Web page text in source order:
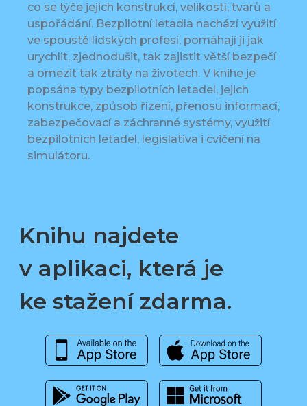
co se týče jejich konstrukcí, velikostí, tvarů a
uspořádání. Bezpilotní letadla nachází využití
ve spoustě lidských profesí, pomáhají ji jak
urychlit, zjednodušit, tak zajistit větší bezpečí
a omezit tak ztráty na životech. V knihe je
popsána typy bezpilotních letadel, jejich
konstrukce, způsob řízení, přenosu informací,
zabezpečovací a záchranné systémy, využití
bezpilotních letadel, legislativa i cvičení na
simulátoru.
Knihu najdete
v aplikaci, která je
ke stažení zdarma.